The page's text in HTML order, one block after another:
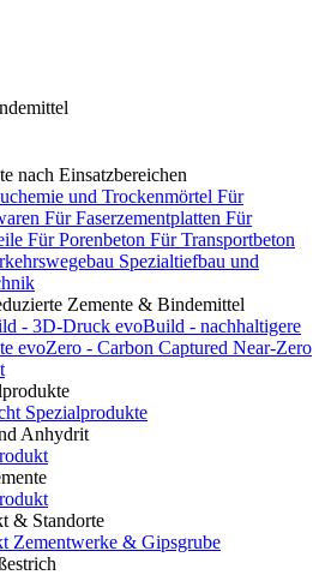
nach Einsatzbereichen
und Trockenmörtel Für
Für Faserzementplatten Für
Für Porenbeton Für Transportbeton
Spezialtiefbau und
Zemente & Bindemittel
- 3D-Druck evoBuild - nachhaltigere
evoZero - Carbon Captured Near-Zero
Spezialprodukte
Anhydrit
& Standorte
Zementwerke & Gipsgrube